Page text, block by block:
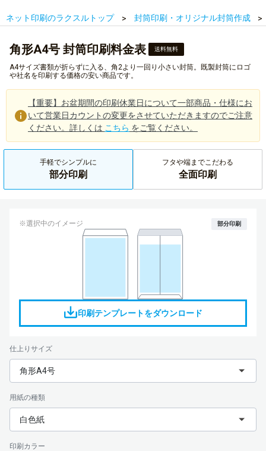
ネット印刷のラクスルトップ 封筒印刷・オリジナル封筒作成
角形A4号 封筒印刷料金表 送料無料
A4サイズ書類が折らずに入る、角2より一回り小さい封筒。既製封筒にロゴ
や社名を印刷する価格の安い商品です。
【重要】お盆期間の印刷休業日について一部商品・仕様にお
いて営業日カウントの変更をさせていただきますのでご注意
ください。詳しくは こちら をご覧ください。
手軽でシンプルに
部分印刷
フタや端までこだわる
全面印刷
※選択中のイメージ
印刷テンプレートをダウンロード
部分印刷
仕上りサイズ
角形A4号
用紙の種類
白色紙
印刷カラー